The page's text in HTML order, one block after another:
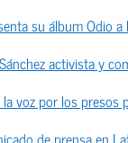
su álbum Odio a
activista y
voz por los presos
de prensa en